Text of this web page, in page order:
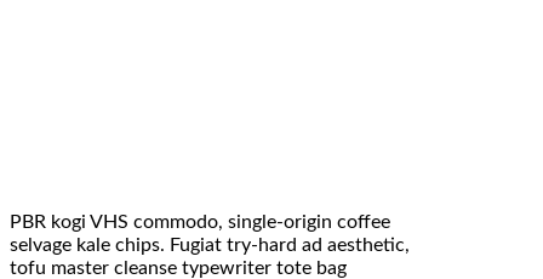
PBR kogi VHS commodo, single-origin coffee
selvage kale chips. Fugiat try-hard ad aesthetic,
tofu master cleanse typewriter tote bag